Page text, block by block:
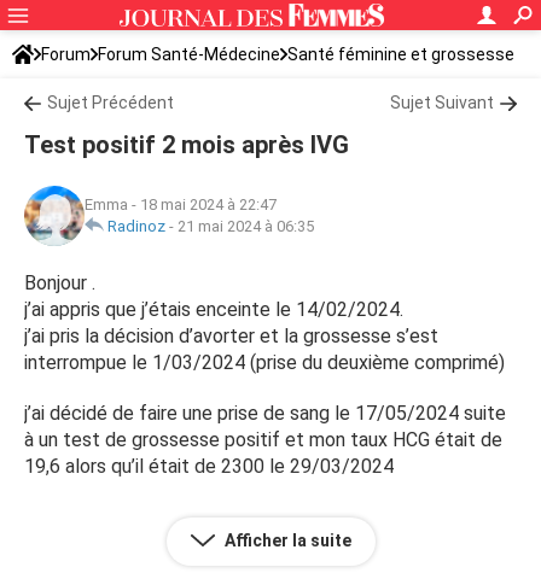
Forum Forum Santé-Médecine Santé féminine et grossesse
IVG-IMG
Sujet Précédent Sujet Suivant
Test positif 2 mois après IVG
Emma - 18 mai 2024 à 22:47
Radinoz - 21 mai 2024 à 06:35
Bonjour .
j’ai appris que j’étais enceinte le 14/02/2024.
j’ai pris la décision d’avorter et la grossesse s’est
interrompue le 1/03/2024 (prise du deuxième comprimé)
j’ai décidé de faire une prise de sang le 17/05/2024 suite
à un test de grossesse positif et mon taux HCG était de
19,6 alors qu’il était de 2300 le 29/03/2024
est-ce normal d’avoir encore des hormones de grossesse
Afficher la suite